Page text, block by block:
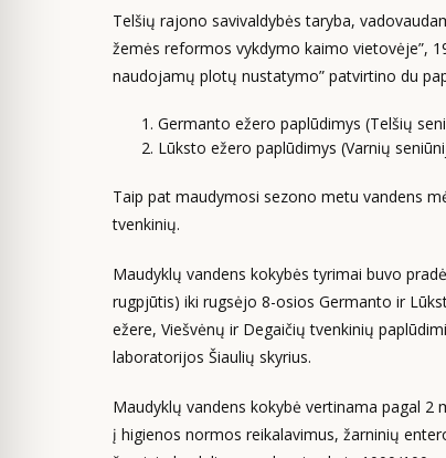
Telšių rajono savivaldybės taryba,
žemės reformos vykdymo kaimo vietovėje”,
naudojamų plotų nustatymo” patvirtino du
Germanto ežero paplūdimys (Telšių
Lūksto ežero paplūdimys (Varnių
Taip pat maudymosi sezono metu vandens
tvenkinių.
Maudyklų vandens kokybės tyrimai buvo
rugpjūtis) iki rugsėjo 8-osios Germanto ir
ežere, Viešvėnų ir Degaičių tvenkinių
laboratorijos Šiaulių skyrius.
Maudyklų vandens kokybė vertinama pagal 2
į higienos normos reikalavimus, žarninių